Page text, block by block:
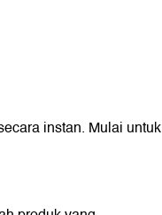
instan. Mulai untuk